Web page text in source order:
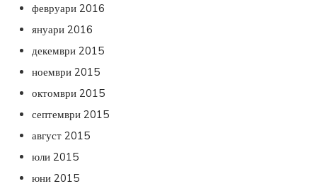
февруари 2016
януари 2016
декември 2015
ноември 2015
октомври 2015
септември 2015
август 2015
юли 2015
юни 2015